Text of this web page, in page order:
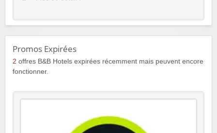
Promos Expirées
2 offres B&B Hotels expirées récemment mais peuvent encore
fonctionner.